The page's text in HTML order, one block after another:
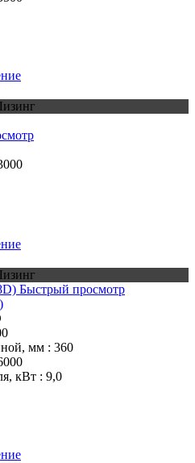
Быстрый просмотр
мм : 360
кВт : 9,0